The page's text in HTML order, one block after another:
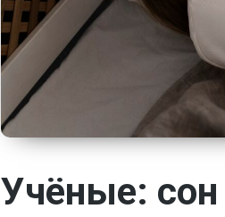
Учёные: